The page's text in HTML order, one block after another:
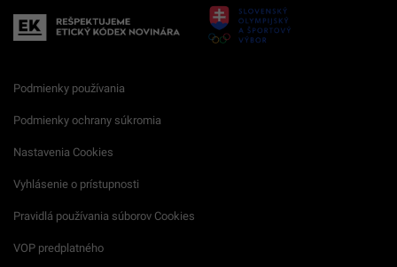
Podmienky používania
Podmienky ochrany súkromia
Nastavenia Cookies
Vyhlásenie o prístupnosti
Pravidlá používania súborov Cookies
VOP predplatného